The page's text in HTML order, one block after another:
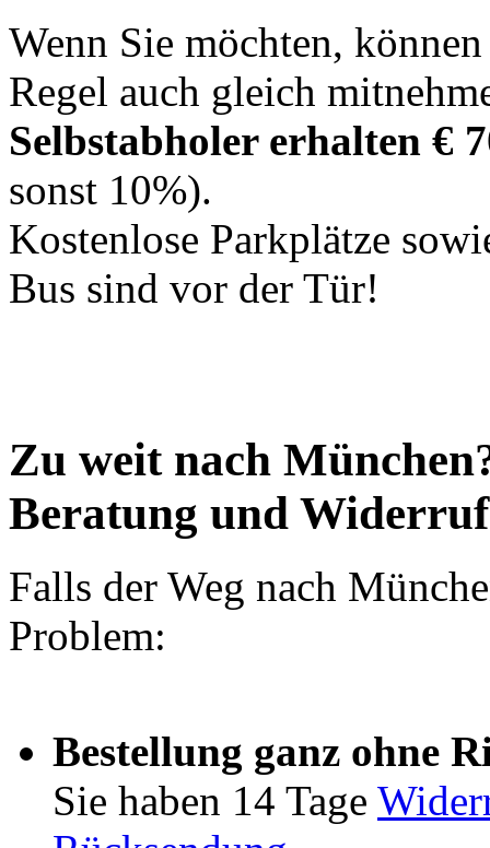
Wenn Sie möchten,
Regel auch gleich
Selbstabholer erhalten €
sonst 10%).
Kostenlose Parkplätze
Bus sind vor der Tür!
Zu weit nach
Beratung und
Falls der Weg nach
Problem:
Bestellung ganz ohne
Sie haben 14 Tage